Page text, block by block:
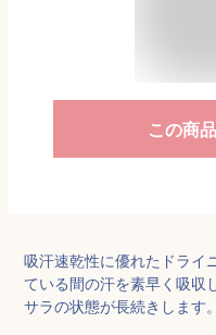
この商
吸汗速乾性に優れたドライ
ている間の汗を素早く吸収
サラの状態が長続きします。